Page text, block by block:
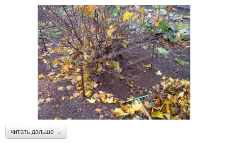
читать дальше →